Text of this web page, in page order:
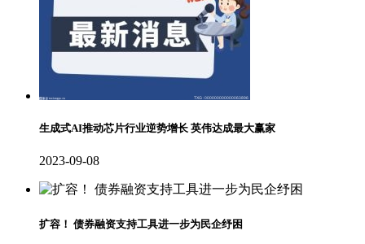
生成式AI推动芯片行业逆势增长 英伟达成最大赢家
2023-09-08
扩容！ 债券融资支持工具进一步为民企纾困